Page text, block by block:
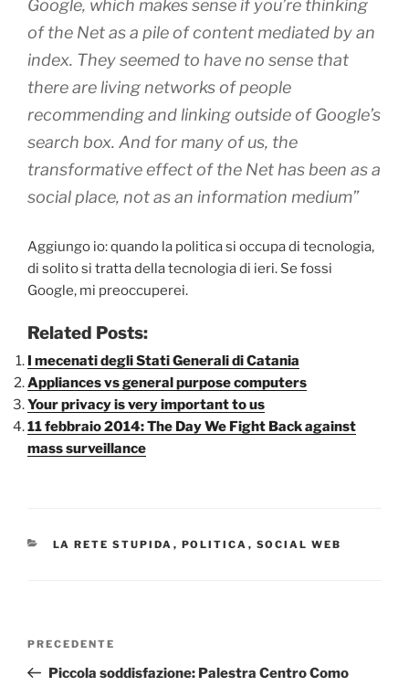
Google, which makes sense if you’re thinking
of the Net as a pile of content mediated by an
index. They seemed to have no sense that
there are living networks of people
recommending and linking outside of Google’s
search box. And for many of us, the
transformative effect of the Net has been as a
social place, not as an information medium”
Aggiungo io: quando la politica si occupa di tecnologia,
di solito si tratta della tecnologia di ieri. Se fossi
Google, mi preoccuperei.
Related Posts:
I mecenati degli Stati Generali di Catania
Appliances vs general purpose computers
Your privacy is very important to us
11 febbraio 2014: The Day We Fight Back against
mass surveillance
CATEGORIE
LA RETE STUPIDA , POLITICA , SOCIAL WEB
Articolo
precedente:
PRECEDENTE
Piccola soddisfazione: Palestra Centro Como